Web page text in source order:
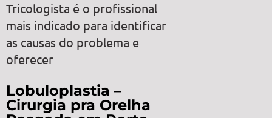
Tricologista é o profissional
mais indicado para identificar
as causas do problema e
oferecer
Lobuloplastia –
Cirurgia pra Orelha